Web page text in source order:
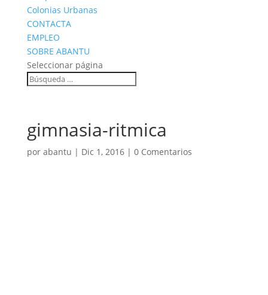
Colonias Urbanas
CONTACTA
EMPLEO
SOBRE ABANTU
Seleccionar página
gimnasia-ritmica
por abantu | Dic 1, 2016| 0 Comentarios